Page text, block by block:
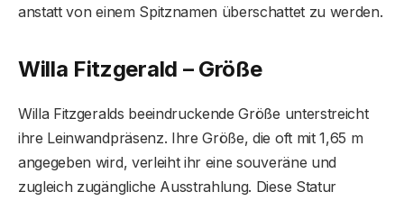
anstatt von einem Spitznamen überschattet zu werden.
Willa Fitzgerald – Größe
Willa Fitzgeralds beeindruckende Größe unterstreicht
ihre Leinwandpräsenz. Ihre Größe, die oft mit 1,65 m
angegeben wird, verleiht ihr eine souveräne und
zugleich zugängliche Ausstrahlung. Diese Statur